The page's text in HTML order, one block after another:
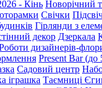
- Кінь Новорічний
Свічки
Гірлянди з
декор Дзеркала
дизайнерів-
Present Bar (до
Садовий центр
іграшка Таємниці